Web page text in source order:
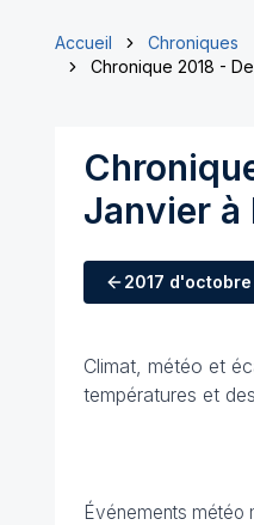
Accueil
Chroniques
Chronique 2018 -
Janvier à
2017
Climat, météo et
températures et
Événements météo